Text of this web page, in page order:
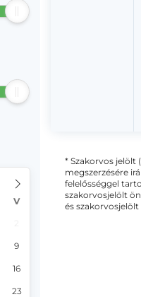
V
9
16
23
* Szakorvos jelölt
megszerzésére
felelősséggel
szakorvosjelölt
és szakorvosjelölt